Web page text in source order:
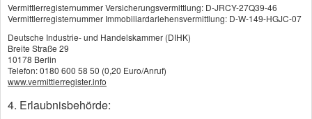
Sie sind nicht zufrieden
mit meiner Tätigkeit?
Vermittlerregisternummer Versicherungsvermittlung: D-JRCY-27Q39-46
Vermittlerregisternummer Immobiliardarlehensvermittlung: D-W-149-HGJC-07
Deutsche Industrie- und Handelskammer (DIHK)
Breite Straße 29
10178 Berlin
Telefon: 0180 600 58 50 (0,20 Euro/Anruf)
www.vermittlerregister.info
4. Erlaubnisbehörde: